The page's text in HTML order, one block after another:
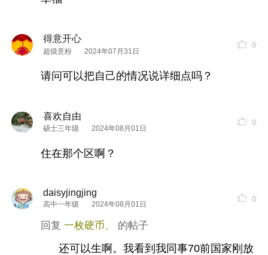
得意开心
超级意粉 2024年07月31日
0
请问可以把自己的情况说详细点吗？
喜欢自由
硕士三年级 2024年08月01日
0
住在那个区啊？
daisyjingjing
高中一年级 2024年08月01日
0
一枚硬币、
还可以生啊。我看到我同事70前国家刚放